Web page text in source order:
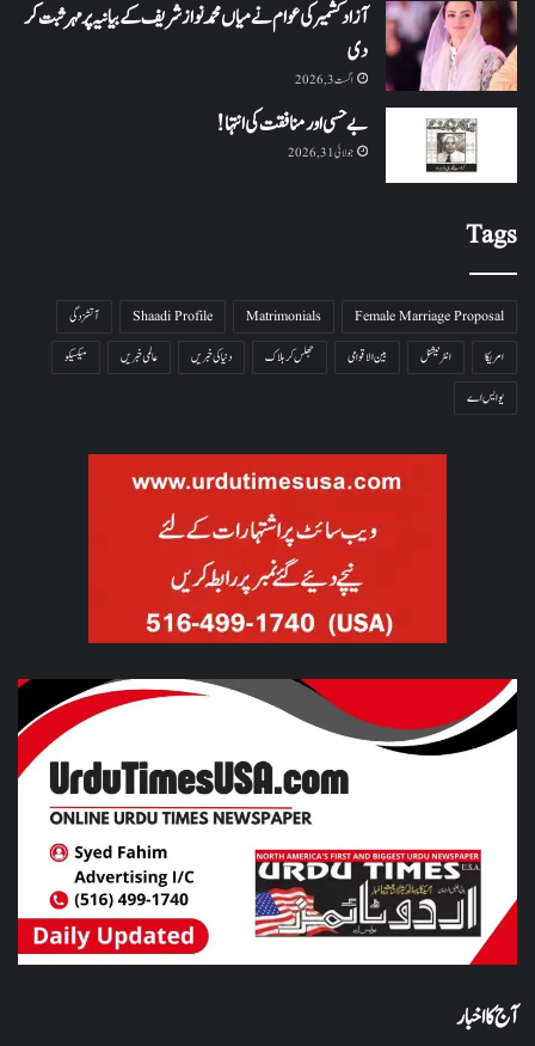
آزاد کشمیر کی عوام نے میاں محمد نواز شریف کے بیانیہ پر مہر ثبت کر
دی
اگست 3, 2026
بے حسی اور منافقت کی انتہا !
جولائی 31, 2026
Tags
Female Marriage Proposal
Matrimonials
Shaadi Profile
آتشزدگی
امریکا
انٹرنیشنل بین الاقوامی جھلس کر ہلاک دنیا کی خبریں عالمی خبریں
میکسیکو
یو ایس اے
آج کا اخبار